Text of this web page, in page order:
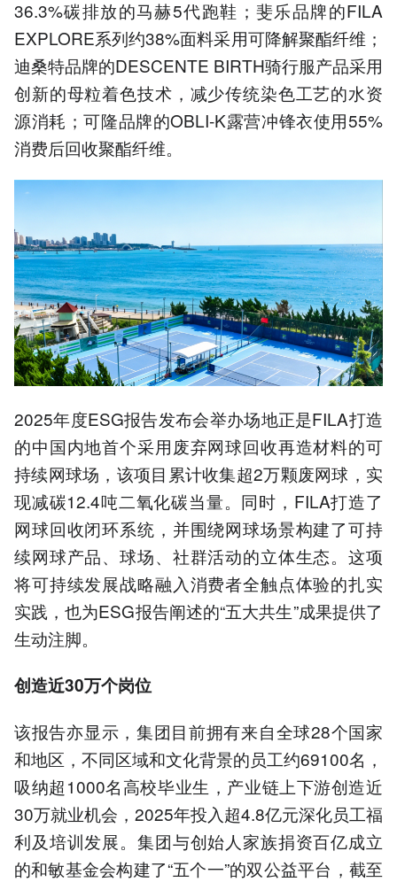
36.3%碳排放的马赫5代跑鞋；斐乐品牌的FILA
EXPLORE系列约38%面料采用可降解聚酯纤维；
迪桑特品牌的DESCENTE BIRTH骑行服产品采用
创新的母粒着色技术，减少传统染色工艺的水资
源消耗；可隆品牌的OBLI-K露营冲锋衣使用55%
消费后回收聚酯纤维。
2025年度ESG报告发布会举办场地正是FILA打造
的中国内地首个采用废弃网球回收再造材料的可
持续网球场，该项目累计收集超2万颗废网球，实
现减碳12.4吨二氧化碳当量。同时，FILA打造了
网球回收闭环系统，并围绕网球场景构建了可持
续网球产品、球场、社群活动的立体生态。这项
将可持续发展战略融入消费者全触点体验的扎实
实践，也为ESG报告阐述的“五大共生”成果提供了
生动注脚。
创造近30万个岗位
该报告亦显示，集团目前拥有来自全球28个国家
和地区，不同区域和文化背景的员工约69100名，
吸纳超1000名高校毕业生，产业链上下游创造近
30万就业机会，2025年投入超4.8亿元深化员工福
利及培训发展。集团与创始人家族捐资百亿成立
的和敏基金会构建了“五个一”的双公益平台，截至